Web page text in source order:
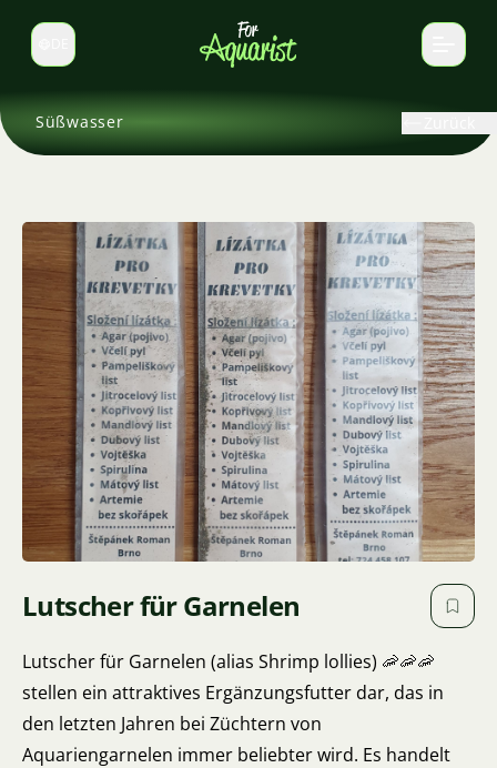
Sprache wechseln
Süßwasser
Lutscher für Garnelen
Lutscher für Garnelen (alias Shrimp lollies) 🦐🦐🦐
stellen ein attraktives Ergänzungsfutter dar, das in
den letzten Jahren bei Züchtern von
Aquariengarnelen immer beliebter wird. Es handelt